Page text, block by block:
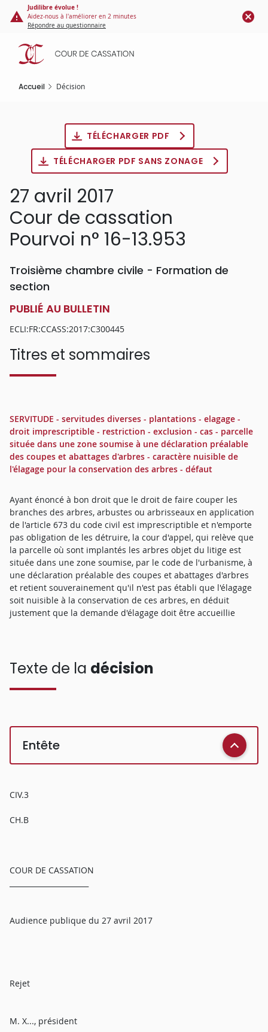
Panneau de gestion des cookies
contenu
principal
Judilibre évolue !
Aidez-nous à l'améliorer en 2 minutes
Répondre au questionnaire
Accueil Décision
TÉLÉCHARGER PDF
TÉLÉCHARGER PDF SANS ZONAGE
27 avril 2017
Cour de cassation
Pourvoi n° 16-13.953
Troisième chambre civile - Formation de
section
PUBLIÉ AU BULLETIN
ECLI:FR:CCASS:2017:C300445
Titres et sommaires
SERVITUDE - servitudes diverses - plantations - elagage -
droit imprescriptible - restriction - exclusion - cas - parcelle
située dans une zone soumise à une déclaration préalable
des coupes et abattages d'arbres - caractère nuisible de
l'élagage pour la conservation des arbres - défaut
Ayant énoncé à bon droit que le droit de faire couper les
branches des arbres, arbustes ou arbrisseaux en application
de l'article 673 du code civil est imprescriptible et n'emporte
pas obligation de les détruire, la cour d'appel, qui relève que
la parcelle où sont implantés les arbres objet du litige est
située dans une zone soumise, par le code de l'urbanisme, à
une déclaration préalable des coupes et abattages d'arbres
et retient souverainement qu'il n'est pas établi que l'élagage
soit nuisible à la conservation de ces arbres, en déduit
justement que la demande d'élagage doit être accueillie
Texte de la décision
Entête
CIV.3
CH.B
COUR DE CASSATION
Audience publique du 27 avril 2017
Rejet
M. X..., président